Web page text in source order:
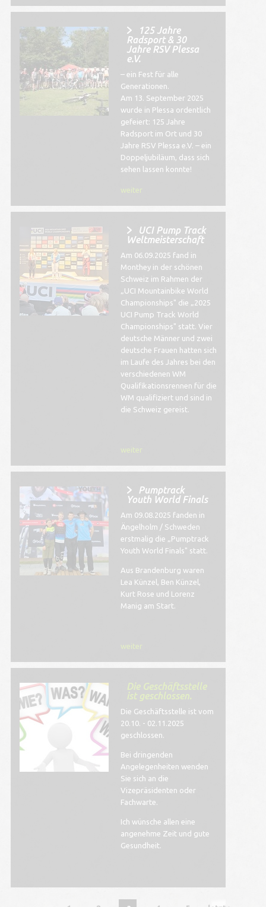
125 Jahre
Radsport & 30
Jahre RSV Plessa
e.V.
– ein Fest für alle
Generationen.
Am 13. September 2025
wurde in Plessa ordentlich
gefeiert: 125 Jahre
Radsport im Ort und 30
Jahre RSV Plessa e.V. – ein
Doppeljubiläum, dass sich
sehen lassen konnte!
weiter
UCI Pump Track
Weltmeisterschaft
Am 06.09.2025 fand in
Monthey in der schönen
Schweiz im Rahmen der
„UCI Mountainbike World
Championships" die „2025
UCI Pump Track World
Championships" statt. Vier
deutsche Männer und zwei
deutsche Frauen hatten sich
im Laufe des Jahres bei den
verschiedenen WM
Qualifikationsrennen für die
WM qualifiziert und sind in
die Schweiz gereist.
weiter
Pumptrack
Youth World Finals
Am 09.08.2025 fanden in
Ängelholm / Schweden
erstmalig die „Pumptrack
Youth World Finals" statt.
Aus Brandenburg waren
Lea Künzel, Ben Künzel,
Kurt Rose und Lorenz
Manig am Start.
weiter
Die Geschäftsstelle
ist geschlossen.
Die Geschäftsstelle ist vom
20.10. - 02.11.2025
geschlossen.
Bei dringenden
Angelegenheiten wenden
Sie sich an die
Vizepräsidenten oder
Fachwarte.
Ich wünsche allen eine
angenehme Zeit und gute
Gesundheit.